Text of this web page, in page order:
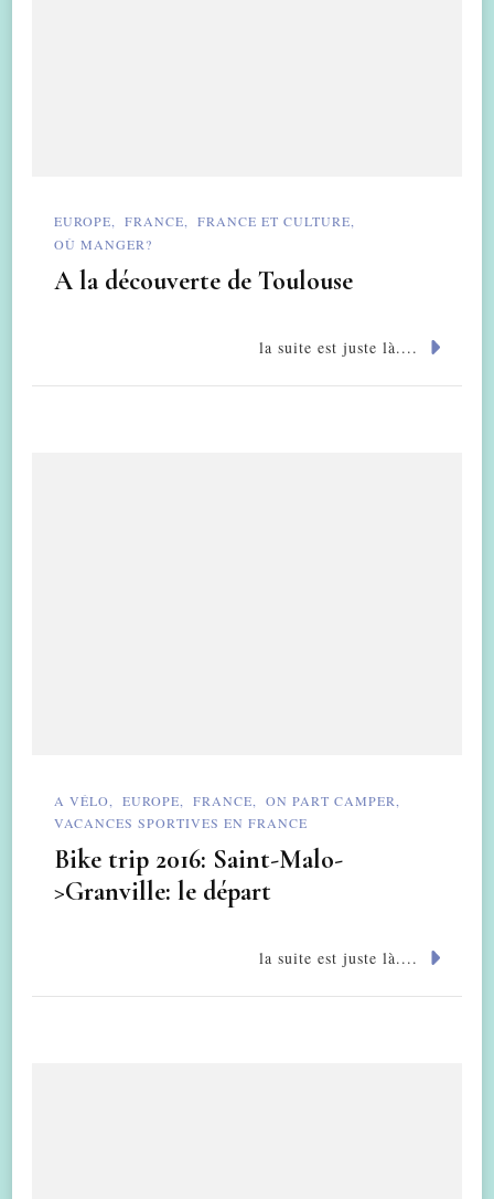
EUROPE FRANCE
FRANCE ET CULTURE
OÙ MANGER?
A la découverte de Toulouse
la suite est juste là....
A VÉLO EUROPE FRANCE
ON PART CAMPER
VACANCES SPORTIVES EN FRANCE
Bike trip 2016: Saint-Malo-
>Granville: le départ
la suite est juste là....